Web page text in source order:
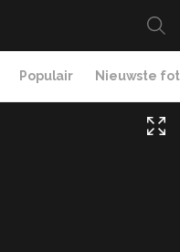
Populair Nieuwste